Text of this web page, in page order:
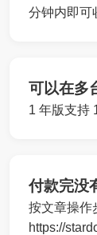
分钟内即可
可以在多
1 年版支持
付款完没
按文章操作
https://